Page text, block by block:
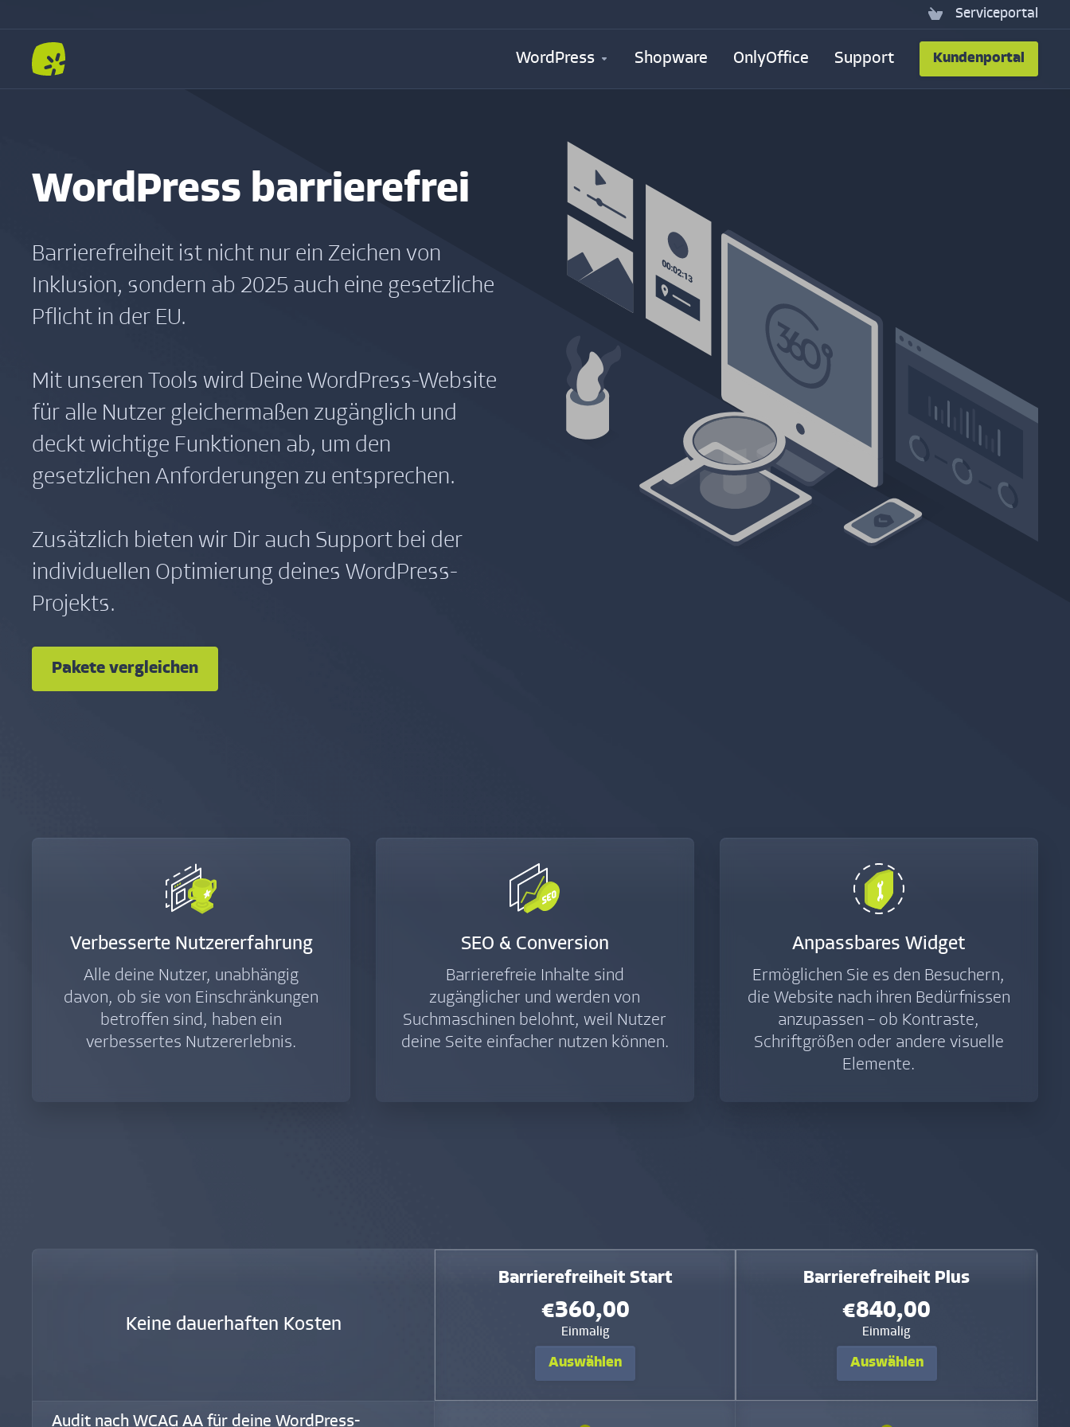
Serviceportal
WordPress Shopware OnlyOffice Support Kundenportal
WordPress barrierefrei
Barrierefreiheit ist nicht nur ein Zeichen von
Inklusion, sondern ab 2025 auch eine gesetzliche
Pflicht in der EU.
Mit unseren Tools wird Deine WordPress-Website
für alle Nutzer gleichermaßen zugänglich und
deckt wichtige Funktionen ab, um den
gesetzlichen Anforderungen zu entsprechen.
Zusätzlich bieten wir Dir auch Support bei der
individuellen Optimierung deines WordPress-
Projekts.
Pakete vergleichen
Verbesserte Nutzererfahrung
Alle deine Nutzer, unabhängig
davon, ob sie von Einschränkungen
betroffen sind, haben ein
verbessertes Nutzer­erlebnis.
SEO & Conversion
Barrierefreie Inhalte sind
zugänglicher und werden von
Suchmaschinen belohnt, weil Nutzer
deine Seite einfacher nutzen können.
Anpassbares Widget
Ermöglichen Sie es den Besuchern,
die Website nach ihren Bedürfnissen
anzupassen – ob Kontraste,
Schriftgrößen oder andere visuelle
Elemente.
Keine dauerhaften Kosten
Barrierefreiheit Start
€360,00
Einmalig
Auswählen
Barrierefreiheit Plus
€840,00
Einmalig
Auswählen
Audit nach WCAG AA für deine WordPress-